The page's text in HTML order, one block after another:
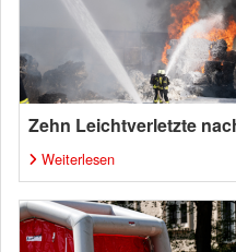
Zehn Leichtverletzte
Weiterlesen